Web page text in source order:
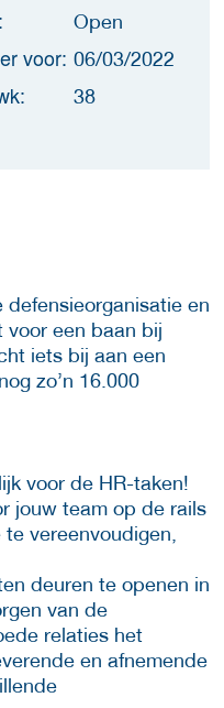
Open
voor: 06/03/2022
38
en
voor een baan bij
iets bij aan een
zo’n 16.000
voor de HR-taken!
jouw team op de rails
vereenvoudigen,
deuren te openen in
van de
relaties het
en afnemende